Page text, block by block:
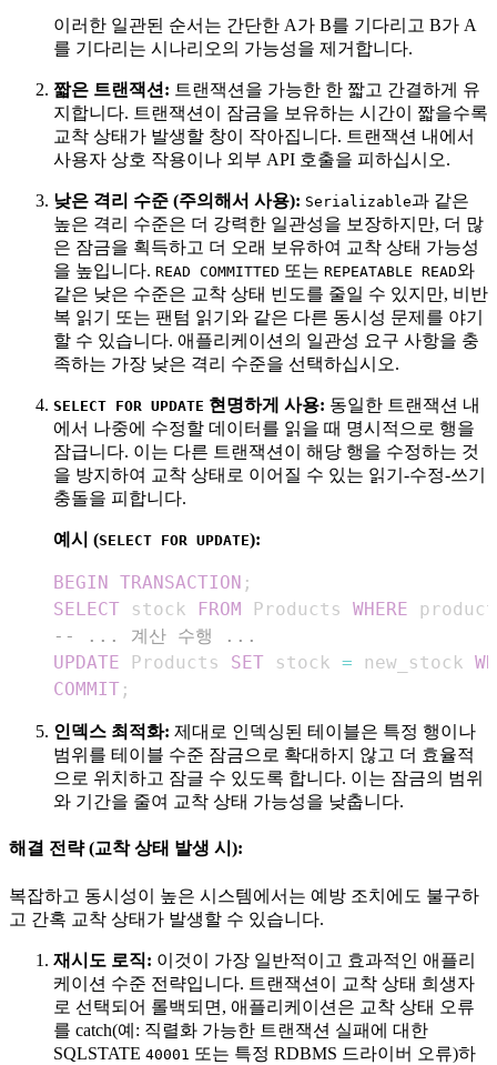
이러한 일관된 순서는 간단한 A가 B를 기다리고 B가 A
를 기다리는 시나리오의 가능성을 제거합니다.
짧은 트랜잭션: 트랜잭션을 가능한 한 짧고 간결하게 유
지합니다. 트랜잭션이 잠금을 보유하는 시간이 짧을수록
교착 상태가 발생할 창이 작아집니다. 트랜잭션 내에서
사용자 상호 작용이나 외부 API 호출을 피하십시오.
낮은 격리 수준 (주의해서 사용): Serializable과 같은
높은 격리 수준은 더 강력한 일관성을 보장하지만, 더 많
은 잠금을 획득하고 더 오래 보유하여 교착 상태 가능성
을 높입니다. READ COMMITTED 또는 REPEATABLE READ와
같은 낮은 수준은 교착 상태 빈도를 줄일 수 있지만, 비반
복 읽기 또는 팬텀 읽기와 같은 다른 동시성 문제를 야기
할 수 있습니다. 애플리케이션의 일관성 요구 사항을 충
족하는 가장 낮은 격리 수준을 선택하십시오.
SELECT FOR UPDATE 현명하게 사용: 동일한 트랜잭션 내
에서 나중에 수정할 데이터를 읽을 때 명시적으로 행을
잠급니다. 이는 다른 트랜잭션이 해당 행을 수정하는 것
을 방지하여 교착 상태로 이어질 수 있는 읽기-수정-쓰기
충돌을 피합니다.
예시 (SELECT FOR UPDATE):
BEGIN TRANSACTION ;
SELECT stock FROM Products WHERE
-- ... 계산 수행 ...
UPDATE Products SET stock = new_stock
COMMIT ;
인덱스 최적화: 제대로 인덱싱된 테이블은 특정 행이나
범위를 테이블 수준 잠금으로 확대하지 않고 더 효율적
으로 위치하고 잠글 수 있도록 합니다. 이는 잠금의 범위
와 기간을 줄여 교착 상태 가능성을 낮춥니다.
해결 전략 (교착 상태 발생 시):
복잡하고 동시성이 높은 시스템에서는 예방 조치에도 불구하
고 간혹 교착 상태가 발생할 수 있습니다.
재시도 로직: 이것이 가장 일반적이고 효과적인 애플리
케이션 수준 전략입니다. 트랜잭션이 교착 상태 희생자
로 선택되어 롤백되면, 애플리케이션은 교착 상태 오류
를 catch(예: 직렬화 가능한 트랜잭션 실패에 대한
SQLSTATE 40001 또는 특정 RDBMS 드라이버 오류)하